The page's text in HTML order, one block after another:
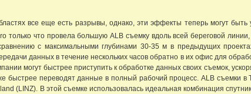
все еще есть разрывы, однако, эти эффекты теперь могут
только что провела большую ALB съемку вдоль всей береговой
с максимальными глубинами 30-35 м в предыдущих
данных в течение нескольких часов обратно в их офис для
могут быстрее приступить к обработке данных своих съемок,
быстрее переводят данные в полный рабочий процесс. ALB съемки в
(LINZ). В этой съемке использовалась идеальная комбинация